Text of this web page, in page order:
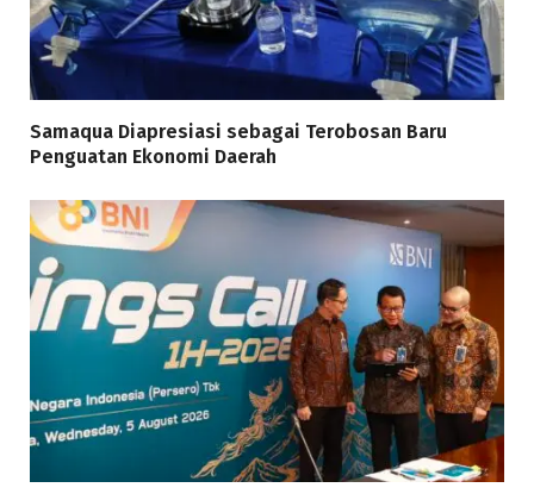
Samaqua Diapresiasi sebagai Terobosan Baru
Penguatan Ekonomi Daerah